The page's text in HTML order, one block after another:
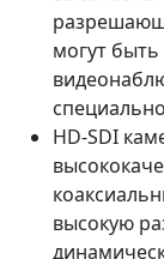
могут
HD-SDI
высокую